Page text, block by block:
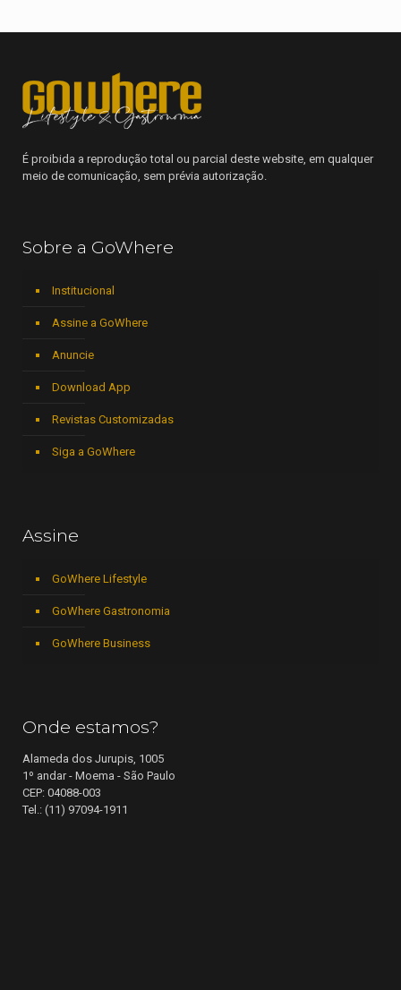
É proibida a reprodução total ou parcial deste website, em qualquer
meio de comunicação, sem prévia autorização.
Sobre a GoWhere
Institucional
Assine a GoWhere
Anuncie
Download App
Revistas Customizadas
Siga a GoWhere
Assine
GoWhere Lifestyle
GoWhere Gastronomia
GoWhere Business
Onde estamos?
Alameda dos Jurupis, 1005
1º andar - Moema - São Paulo
CEP: 04088-003
Tel.: (11) 97094-1911